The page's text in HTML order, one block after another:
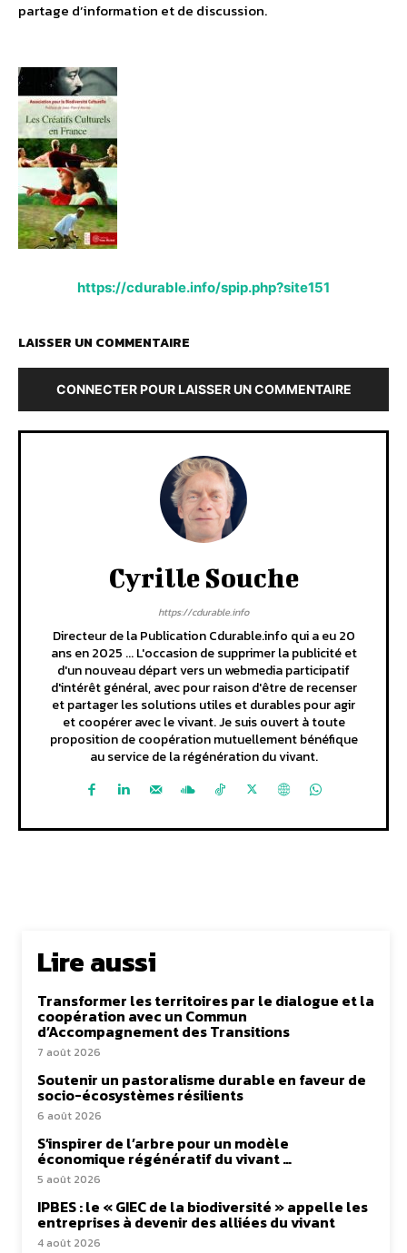
partage d’information et de discussion.
https://cdurable.info/spip.php?site151
LAISSER UN COMMENTAIRE
CONNECTER POUR LAISSER UN COMMENTAIRE
Cyrille Souche
https://cdurable.info
Directeur de la Publication Cdurable.info qui a eu 20
ans en 2025 ... L'occasion de supprimer la publicité et
d'un nouveau départ vers un webmedia participatif
d'intérêt général, avec pour raison d'être de recenser
et partager les solutions utiles et durables pour agir
et coopérer avec le vivant. Je suis ouvert à toute
proposition de coopération mutuellement bénéfique
au service de la régénération du vivant.
Lire aussi
Transformer les territoires par le dialogue et la
coopération avec un Commun
d’Accompagnement des Transitions
7 août 2026
Soutenir un pastoralisme durable en faveur de
socio-écosystèmes résilients
6 août 2026
S’inspirer de l’arbre pour un modèle
économique régénératif du vivant …
5 août 2026
IPBES : le « GIEC de la biodiversité » appelle les
entreprises à devenir des alliées du vivant
4 août 2026